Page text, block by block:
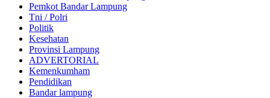
Pemkot Bandar Lampung
Tni / Polri
Politik
Kesehatan
Provinsi Lampung
ADVERTORIAL
Kemenkumham
Pendidikan
Bandar lampung